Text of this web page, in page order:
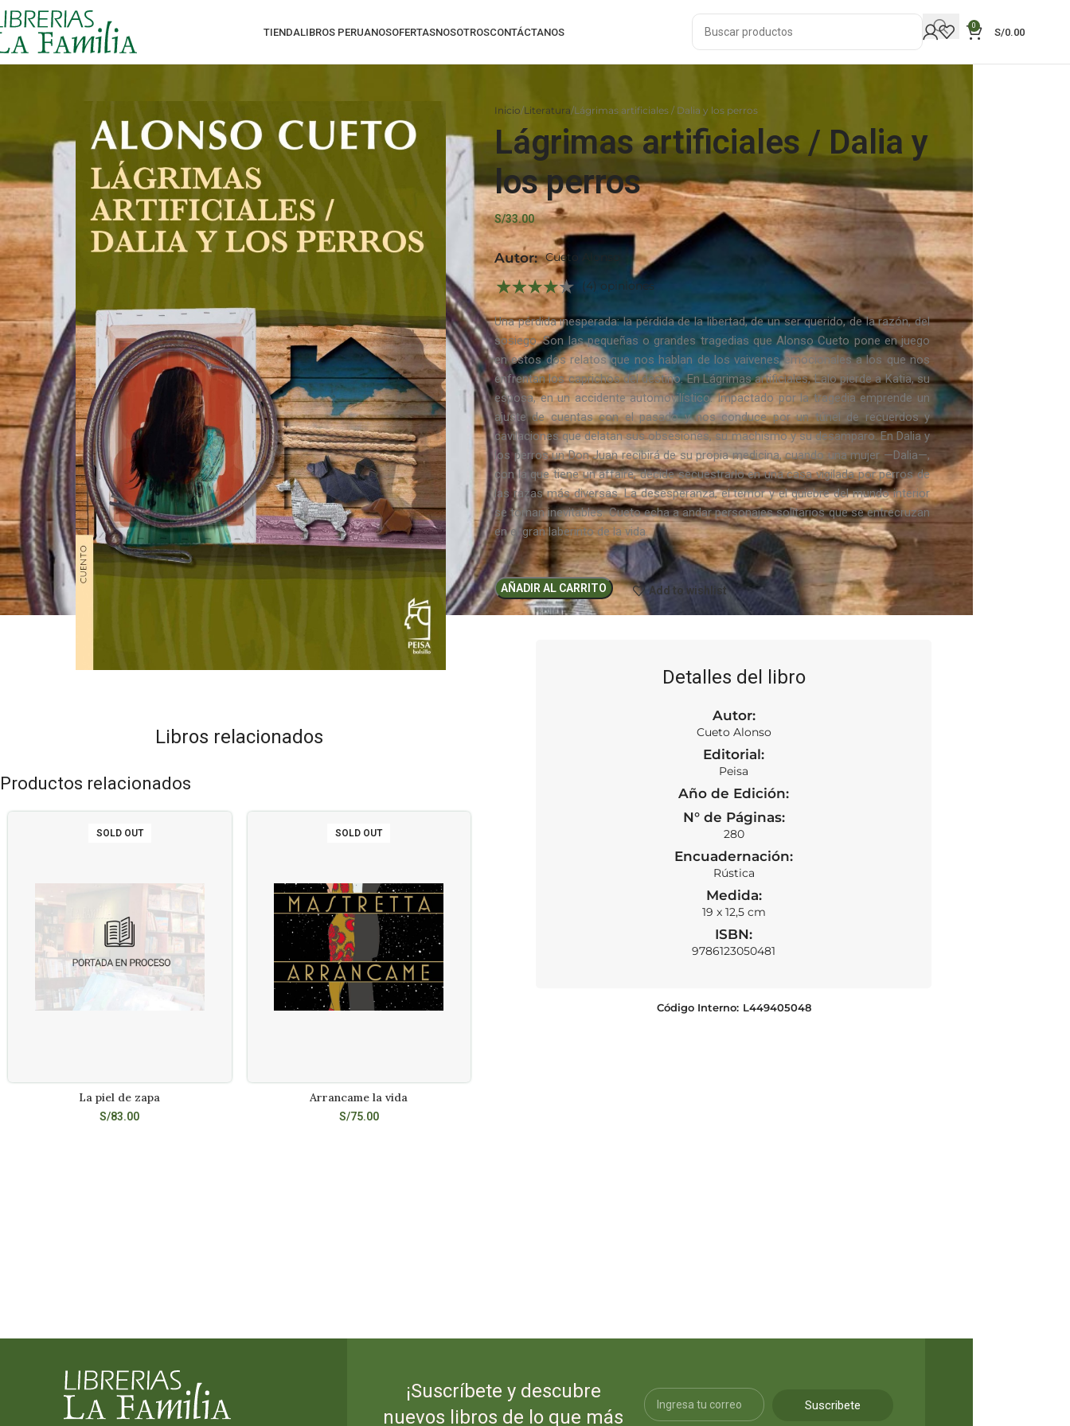
TIENDALIBROS PERUANOSOFERTASNOSOTROSCONTÁCTANOS
0
S/0.00
Inicio Literatura Lágrimas artificiales / Dalia y los perros
Lágrimas artificiales / Dalia y
los perros
S/33.00
Autor: Cueto Alonso
(4) opiniones
Una pérdida inesperada: la pérdida de la libertad, de un ser querido, de la razón, del
sosiego. Son las pequeñas o grandes tragedias que Alonso Cueto pone en juego
en estos dos relatos que nos hablan de los vaivenes emocionales a los que nos
enfrentan los caprichos del destino. En Lágrimas artificiales, Lalo pierde a Katia, su
esposa, en un accidente automovilístico. Impactado por la tragedia emprende un
ajuste de cuentas con el pasado y nos conduce por un túnel de recuerdos y
cavilaciones que delatan sus obsesiones, su machismo y su desamparo. En Dalia y
los perros un Don Juan recibirá de su propia medicina, cuando una mujer —Dalia—,
con la que tiene un affaire, decide secuestrarlo en una casa vigilada por perros de
las razas más diversas. La desesperanza, el temor y el quiebre del mundo interior
se tornan inevitables. Cueto echa a andar personajes solitarios que se entrecruzan
en el gran laberinto de la vida.
AÑADIR AL CARRITO Add to wishlist
Libros relacionados
Productos relacionados
SOLD OUT
LEER MÁS
La piel de zapa
S/83.00
SOLD OUT
LEER MÁS
Arrancame la vida
S/75.00
Detalles del libro
Autor:
Cueto Alonso
Editorial:
Peisa
Año de Edición:
N° de Páginas:
280
Encuadernación:
Rústica
Medida:
19 x 12,5 cm
ISBN:
9786123050481
Código Interno: L449405048
¡Suscríbete y descubre
nuevos libros de lo que más
Suscribete